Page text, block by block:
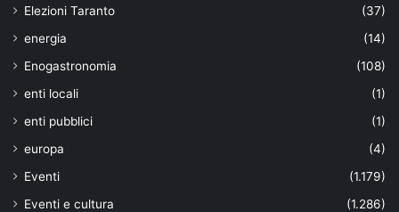
Elezioni Taranto
(37)
energia
(14)
Enogastronomia
(108)
enti locali
(1)
enti pubblici
(1)
europa
(4)
Eventi
(1.179)
Eventi e cultura
(1.286)